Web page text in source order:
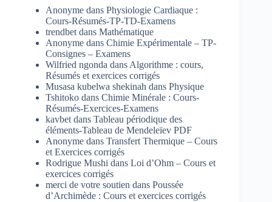
Anonyme dans Physiologie Cardiaque :
Cours-Résumés-TP-TD-Examens
trendbet dans Mathématique
Anonyme dans Chimie Expérimentale – TP-
Consignes – Examens
Wilfried ngonda dans Algorithme : cours,
Résumés et exercices corrigés
Musasa kubelwa shekinah dans Physique
Tshitoko dans Chimie Minérale : Cours-
Résumés-Exercices-Examens
kavbet dans Tableau périodique des
éléments-Tableau de Mendeleïev PDF
Anonyme dans Transfert Thermique – Cours
et Exercices corrigés
Rodrigue Mushi dans Loi d’Ohm – Cours et
exercices corrigés
merci de votre soutien dans Poussée
d’Archimède : Cours et exercices corrigés